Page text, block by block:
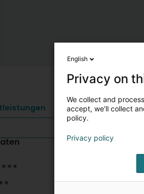
English
Privacy on
We collect and
accept, we'll collect
policy.
Privacy policy